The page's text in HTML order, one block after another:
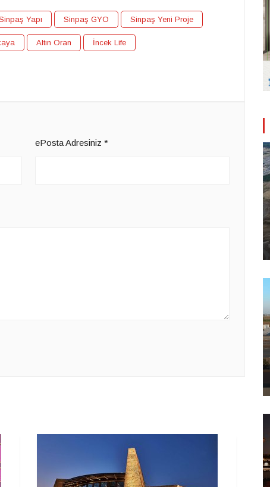
Yapı Sinpaş GYO Sinpaş Yeni Proje
Altın Oran İncek Life
ePosta Adresiniz *